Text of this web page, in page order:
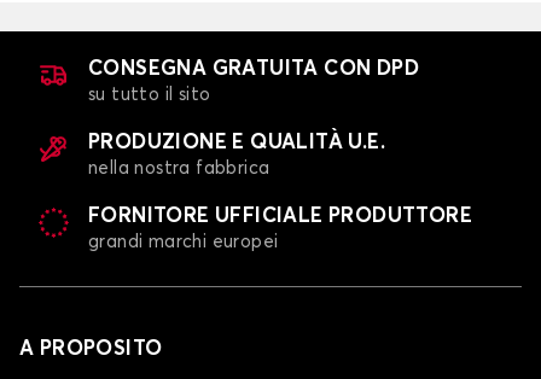
CONSEGNA GRATUITA CON DPD
su tutto il sito
PRODUZIONE E QUALITÀ U.E.
nella nostra fabbrica
FORNITORE UFFICIALE PRODUTTORE
grandi marchi europei
A PROPOSITO